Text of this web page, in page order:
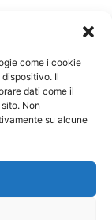
come i cookie
Il
dati come il
Non
su alcune
Biologi:
Vincenzo